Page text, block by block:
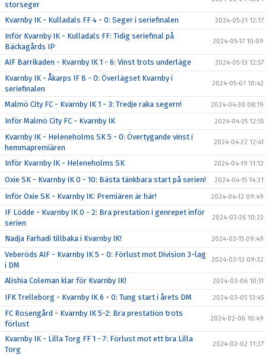
storseger
Kvarnby IK - Kulladals FF 4 - 0: Seger i seriefinalen 2024-05-21 12:17
Inför Kvarnby IK - Kulladals FF: Tidig seriefinal på
Bäckagårds IP
2024-05-17 10:09
AIF Barrikaden - Kvarnby IK 1 - 6: Vinst trots underläge 2024-05-13 12:57
Kvarnby IK - Åkarps IF 8 - 0: Överlägset Kvarnby i
seriefinalen
2024-05-07 10:42
Malmö City FC - Kvarnby IK 1 - 3: Tredje raka segern! 2024-04-30 08:19
Inför Malmö City FC - Kvarnby IK 2024-04-25 12:55
Kvarnby IK - Heleneholms SK 5 - 0: Övertygande vinst i
hemmapremiären
2024-04-22 12:41
Inför Kvarnby IK - Heleneholms SK 2024-04-19 11:12
Oxie SK - Kvarnby IK 0 - 10: Bästa tänkbara start på serien! 2024-04-15 14:31
Inför Oxie SK - Kvarnby IK: Premiären är här! 2024-04-12 09:49
IF Lödde - Kvarnby IK 0 - 2: Bra prestation i genrepet inför
serien
2024-03-26 10:22
Nadja Farhadi tillbaka i Kvarnby IK! 2024-03-15 09:49
Veberöds AIF - Kvarnby IK 5 - 0: Förlust mot Division 3-lag
i DM
2024-03-12 09:32
Alishia Coleman klar för Kvarnby IK! 2024-03-06 10:51
IFK Trelleborg - Kvarnby IK 6 - 0: Tung start i årets DM 2024-03-05 13:45
FC Rosengård - Kvarnby IK 5-2: Bra prestation trots
förlust
2024-02-06 10:49
Kvarnby IK - Lilla Torg FF 1 - 7: Förlust mot ett bra Lilla
Torg
2024-02-02 11:37